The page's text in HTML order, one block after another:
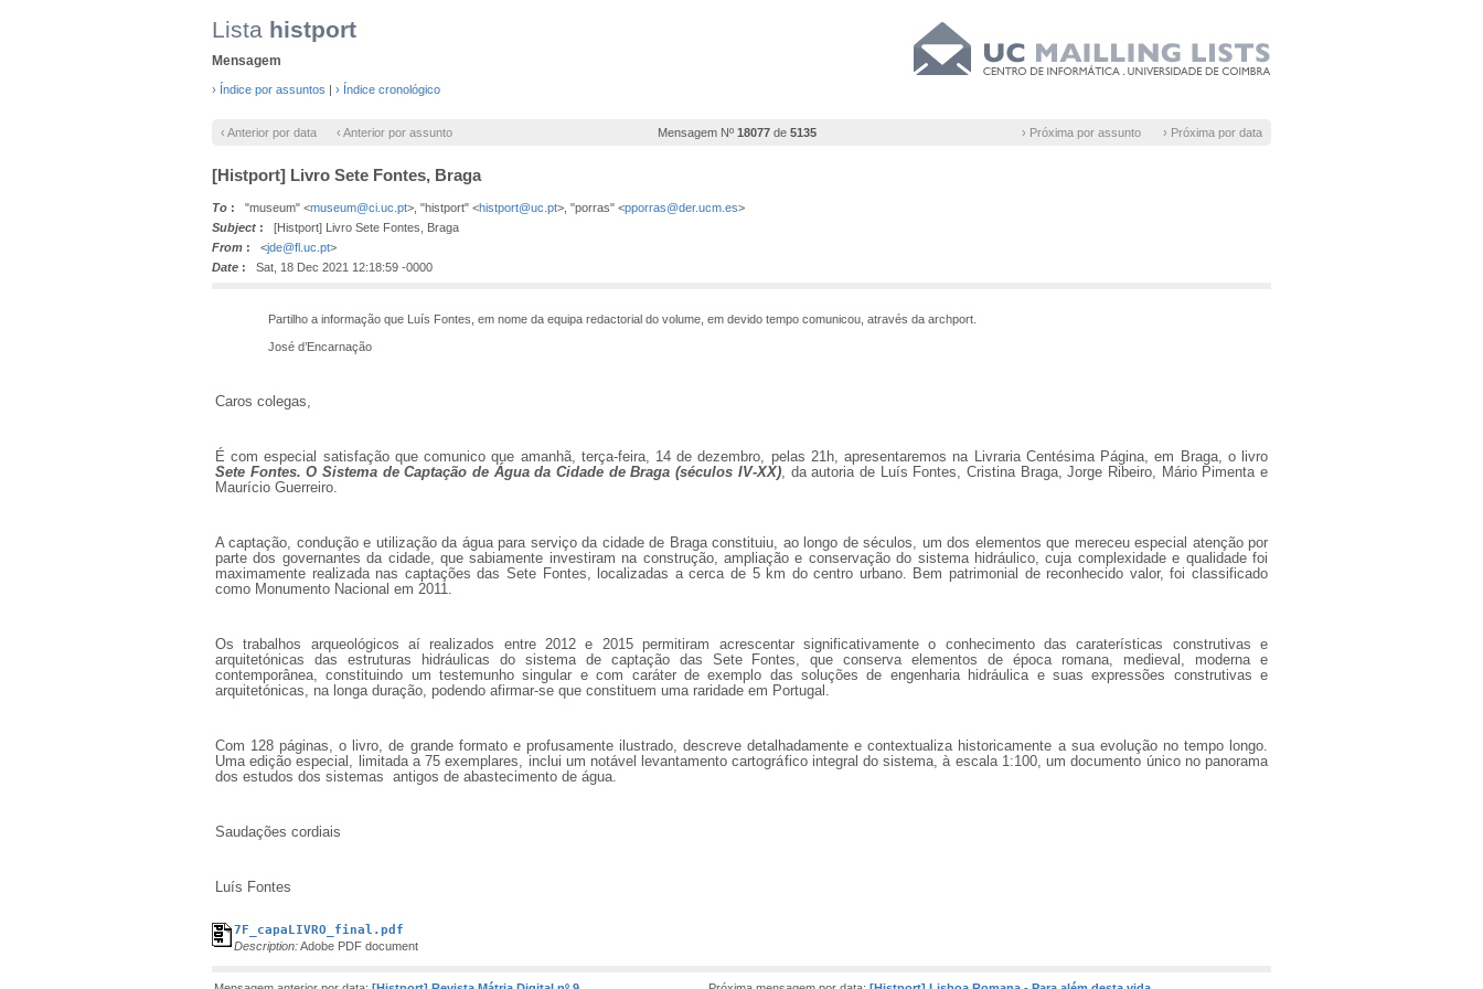
Lista histport
Mensagem
› Índice por assuntos | › Índice cronológico
‹ Anterior por data ‹ Anterior por assunto Mensagem Nº 18077 de 5135 › Próxima por assunto › Próxima por data
[Histport] Livro Sete Fontes, Braga
To : "museum" <museum@ci.uc.pt>, "histport" <histport@uc.pt>, "porras" <pporras@der.ucm.es>
Subject : [Histport] Livro Sete Fontes, Braga
From : <jde@fl.uc.pt>
Date : Sat, 18 Dec 2021 12:18:59 -0000
Partilho a informação que Luís Fontes, em nome da equipa redactorial do volume, em devido tempo comunicou, através da archport.
José d’Encarnação
Caros colegas,
É com especial satisfação que comunico que amanhã, terça-feira, 14 de dezembro, pelas 21h, apresentaremos na Livraria Centésima Página, em Braga, o livro
Sete Fontes. O Sistema de Captação de Água da Cidade de Braga (séculos IV-XX), da autoria de Luís Fontes, Cristina Braga, Jorge Ribeiro, Mário Pimenta e
Maurício Guerreiro.
A captação, condução e utilização da água para serviço da cidade de Braga constituiu, ao longo de séculos, um dos elementos que mereceu especial atenção por
parte dos governantes da cidade, que sabiamente investiram na construção, ampliação e conservação do sistema hidráulico, cuja complexidade e qualidade foi
maximamente realizada nas captações das Sete Fontes, localizadas a cerca de 5 km do centro urbano. Bem patrimonial de reconhecido valor, foi classificado
como Monumento Nacional em 2011.
Os trabalhos arqueológicos aí realizados entre 2012 e 2015 permitiram acrescentar significativamente o conhecimento das caraterísticas construtivas e
arquitetónicas das estruturas hidráulicas do sistema de captação das Sete Fontes, que conserva elementos de época romana, medieval, moderna e
contemporânea, constituindo um testemunho singular e com caráter de exemplo das soluções de engenharia hidráulica e suas expressões construtivas e
arquitetónicas, na longa duração, podendo afirmar-se que constituem uma raridade em Portugal.
Com 128 páginas, o livro, de grande formato e profusamente ilustrado, descreve detalhadamente e contextualiza historicamente a sua evolução no tempo longo.
Uma edição especial, limitada a 75 exemplares, inclui um notável levantamento cartográfico integral do sistema, à escala 1:100, um documento único no panorama
dos estudos dos sistemas antigos de abastecimento de água.
Saudações cordiais
Luís Fontes
7F_capaLIVRO_final.pdf
Description:Adobe PDF document